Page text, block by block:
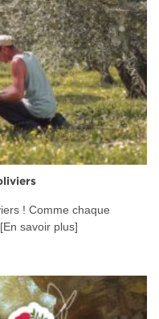
! Comme chaque
savoir plus]